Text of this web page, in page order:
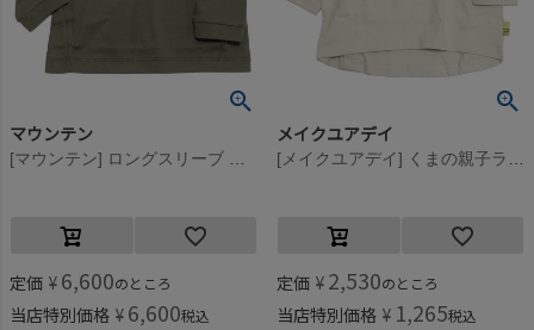
マウンテン
[マウンテン] ロングスリーブ ロゴT(organic coton)(for baby) カーキ
定価 ¥ 6,600のところ
当店特別価格 ¥ 6,600税込
メイクユアデイ
[メイクユアデイ] くまの親子ラウンドTシャツ(baby) アイボリー(IV)
定価 ¥ 2,530のところ
当店特別価格 ¥ 1,265税込